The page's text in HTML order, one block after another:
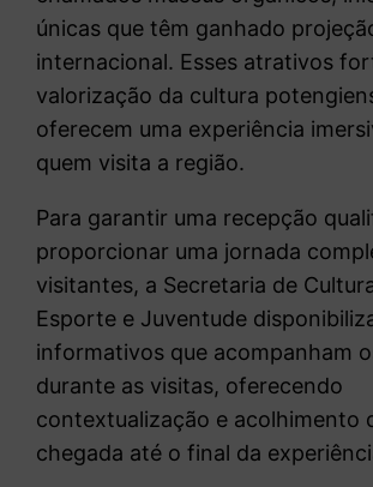
únicas que têm ganhado
internacional. Esses atrativos
valorização da cultura
oferecem uma experiência
quem visita a região.
Para garantir uma recepção
proporcionar uma jornada
visitantes, a Secretaria de
Esporte e Juventude
informativos que acompanham
durante as visitas, oferecendo
contextualização e acolhimento
chegada até o final da